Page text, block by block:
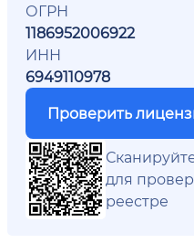
ОГРН
1186952006922
ИНН
6949110978
Проверить
для
реестре